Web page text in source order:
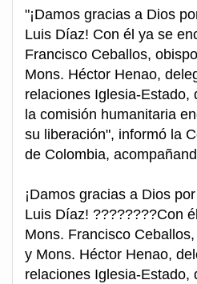
"¡Damos gracias a Dios
Luis Díaz! Con él ya se
Francisco Ceballos,
Mons. Héctor Henao,
relaciones Iglesia-Estado,
la comisión humanitaria
su liberación", informó la
de Colombia,
¡Damos gracias a Dios
Luis Díaz! ????????Con
Mons. Francisco
y Mons. Héctor Henao,
relaciones Iglesia-Estado,